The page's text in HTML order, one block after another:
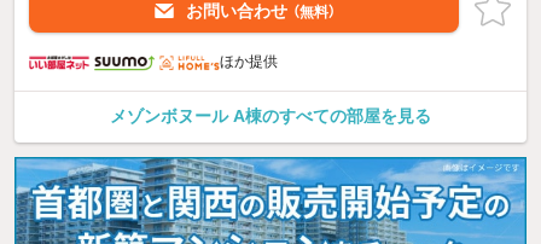
お問い合わせ （無料）
ほか提供
メゾンボヌール A棟のすべての部屋を見る